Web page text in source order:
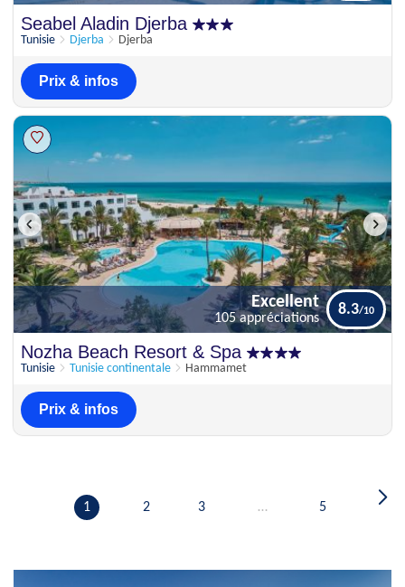
Seabel Aladin Djerba
Tunisie Djerba Djerba
Prix & infos
Excellent
105 appréciations
Nozha Beach Resort & Spa
Tunisie Tunisie continentale Hammamet
Excellent
105 appréciations
8.3
Prix & infos
1 2 3 … 5